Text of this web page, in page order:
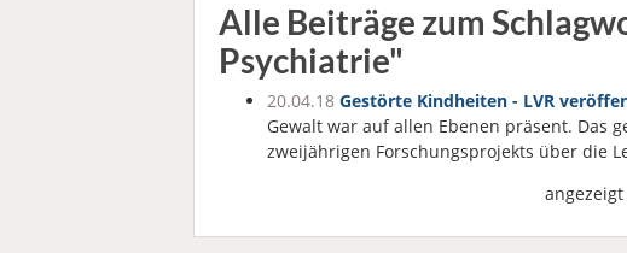
Alle Beiträge zum
Psychiatrie"
20.04.18 Gestörte Kindheiten - LVR
Gewalt war auf allen Ebenen präsent. Das
zweijährigen Forschungsprojekts über die